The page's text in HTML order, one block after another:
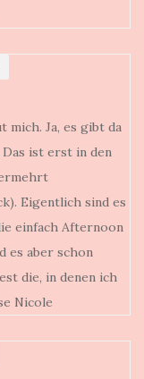
mich. Ja, es gibt da
ist erst in den
Eigentlich sind es
einfach Afternoon
es aber schon
die, in denen ich
Nicole